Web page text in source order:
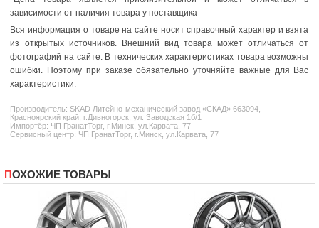
зависимости от наличия товара у поставщика
Вся информация о товаре на сайте носит справочный характер и взята
из открытых источников. Внешний вид товара может отличаться от
фотографий на сайте. В технических характеристиках товара возможны
ошибки. Поэтому при заказе обязательно уточняйте важные для Вас
характеристики.
Производитель:SKAD Литейно-механический завод «СКАД» 663094,
Красноярский край, г.Дивногорск, ул. Заводская 1б/1
Импортёр: ЧП ГранатТорг, г.Минск, ул.Карвата, 77
Сервисный центр: ЧП ГранатТорг, г.Минск, ул.Карвата, 77
ПОХОЖИЕ ТОВАРЫ